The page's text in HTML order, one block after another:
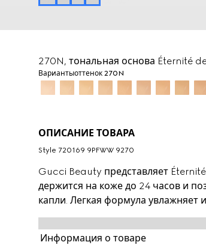
270N, тональная основа Éternité
Вариантыоттенок 270N
ОПИСАНИЕ ТОВАРА
Style ‎720169 9PFWW 9270
Gucci Beauty представляет
держится на коже до 24 часов и
капли. Легкая формула
подчеркивает естественное
и пигмента с фирменной
создать равномерное покрытие,
Информация о товаре